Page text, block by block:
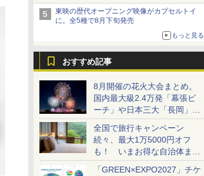
当選無効分
東映の歴代オープニング映像がカプセルトイ
に。全5種で8月下旬発売
もっと見る
おすすめ記事
8月開催の花火大会まとめ。
国内最大級2.4万発「幕張ビ
ーチ」や日本三大「長岡」な
ど大型イベント目白押し！
全国で旅行キャンペーン
続々、最大1万5000円オフ
も！ いまお得な自治体まと
め
「GREEN×EXPO2027」チケ